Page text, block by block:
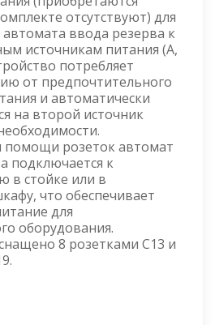
отсутствуют) для
ввода резерва к
источникам питания (A,
потребляет
от предпочтительного
и автоматически
на второй источник
помощи розеток автомат
подключается к
в стойке или в
что обеспечивает
для
оборудования.
8 розетками C13 и